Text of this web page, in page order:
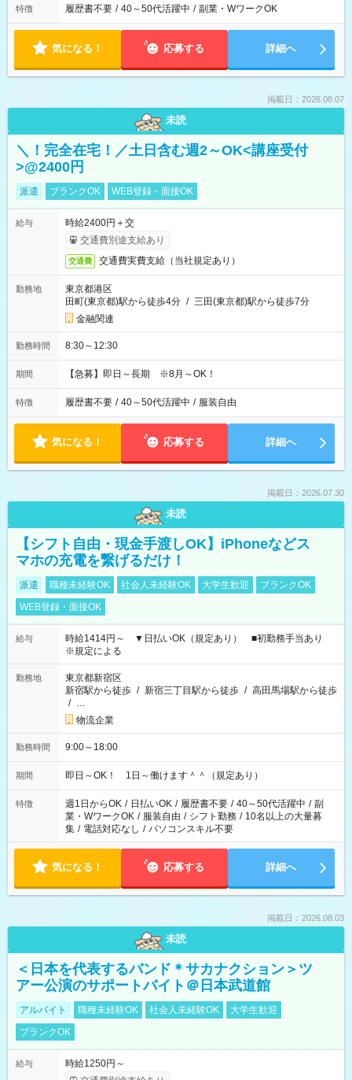
特徴 履歴書不要 / 40～50代活躍中 / 副業・WワークOK
気になる！ 応募する 詳細へ
掲載日：2026.08.07
未読
＼！完全在宅！／土日含む週2～OK<講座受付
>@2400円
派遣 ブランクOK WEB登録・面接OK
給与
時給2400円＋交
交通費別途支給あり
交通費 交通費実費支給（当社規定あり）
勤務地
東京都港区
田町(東京都)駅から徒歩4分 / 三田(東京都)駅から徒歩7分
金融関連
勤務時間 8:30～12:30
期間 【急募】即日～長期 ※8月～OK！
特徴 履歴書不要 / 40～50代活躍中 / 服装自由
気になる！ 応募する 詳細へ
掲載日：2026.07.30
未読
【シフト自由・現金手渡しOK】iPhoneなどス
マホの充電を繋げるだけ！
派遣 職種未経験OK 社会人未経験OK 大学生歓迎
ブランクOK
WEB登録・面接OK
給与
時給1414円～ ▼日払いOK（規定あり） ■初勤務手当あり
※規定による
勤務地
東京都新宿区
新宿駅から徒歩 / 新宿三丁目駅から徒歩 / 高田馬場駅から徒歩
/ …
物流企業
勤務時間 9:00～18:00
期間 即日～OK！ 1日～働けます＾＾（規定あり）
特徴 週1日からOK / 日払いOK / 履歴書不要 / 40～50代活躍中 / 副
業・WワークOK / 服装自由 / シフト勤務 / 10名以上の大量募
集 / 電話対応なし / パソコンスキル不要
気になる！ 応募する 詳細へ
掲載日：2026.08.03
未読
＜日本を代表するバンド＊サカナクション＞ツ
アー公演のサポートバイト＠日本武道館
アルバイト 職種未経験OK 社会人未経験OK
大学生歓迎
ブランクOK
給与
時給1250円～